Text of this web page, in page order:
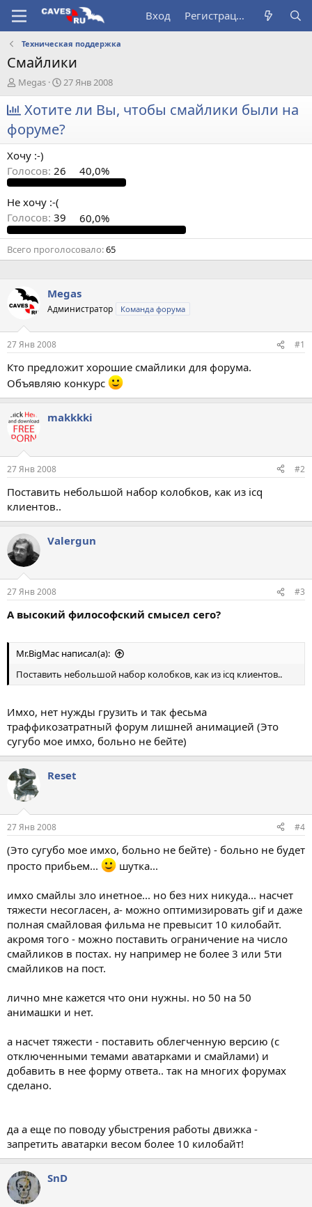
Вход Регистрация
Техническая поддержка
Смайлики
А
в
т
о
р
т
е
м
ы
Megas
Д
а
т
а
н
а
а
л
27 Янв 2008
Хотите ли Вы, чтобы смайлики были на
форуме?
Хочу :-)
Голосов: 26 40,0%
Не хочу :-(
Голосов: 39 60,0%
Всего проголосовало 65
Megas
Администратор Команда форума
27 Янв 2008 #1
Кто предложит хорошие смайлики для форума.
Объявляю конкурс
makkkki
27 Янв 2008 #2
Поставить небольшой набор колобков, как из icq
клиентов..
Valergun
27 Янв 2008 #3
А высокий философский смысел сего?
Mr.BigMac написал(а):
Поставить небольшой набор колобков, как из icq клиентов..
Имхо, нет нужды грузить и так фесьма
траффикозатратный форум лишней анимацией (Это
сугубо мое имхо, больно не бейте)
Reset
27 Янв 2008 #4
(Это сугубо мое имхо, больно не бейте) - больно не будет
просто прибьем...
шутка...
имхо смайлы зло инетное... но без них никуда... насчет
тяжести несогласен, а- можно оптимизировать gif и даже
полная смайловая фильма не превысит 10 килобайт.
акромя того - можно поставить ограничение на число
смайликов в постах. ну например не более 3 или 5ти
смайликов на пост.
лично мне кажется что они нужны. но 50 на 50
анимашки и нет.
а насчет тяжести - поставить облегченную версию (с
отключенными темами аватарками и смайлами) и
добавить в нее форму ответа.. так на многих форумах
сделано.
да а еще по поводу убыстрения работы движка -
запретить аватарки весом более 10 килобайт!
SnD